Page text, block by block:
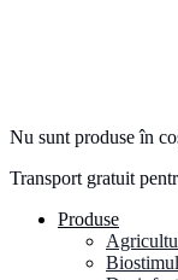
Nu sunt produse în
Transport gratuit
Produse